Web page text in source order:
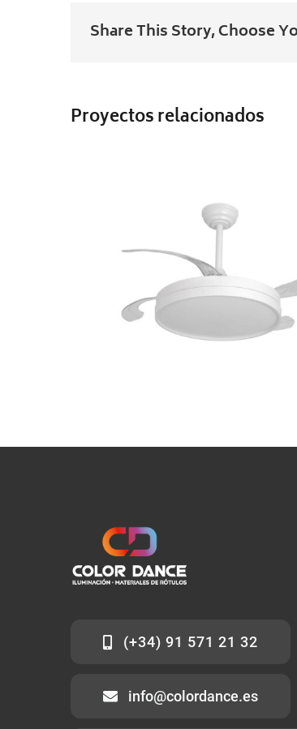
Share This Story, Choose
Proyectos relacionados
(+34) 91 571 21 32
info@colordance.es